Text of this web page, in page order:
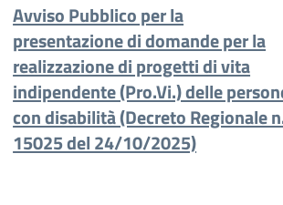
Avviso Pubblico per la
presentazione di domande per la
realizzazione di progetti di vita
indipendente (Pro.Vi.) delle
con disabilità (Decreto Regionale
15025 del 24/10/2025)